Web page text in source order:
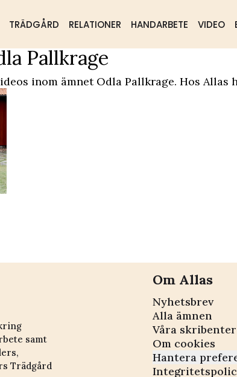
TRÄDGÅRD RELATIONER HANDARBETE VIDEO
Hälsa & välmående
Pallkrage
inom ämnet Odla Pallkrage. Hos Allas
samt
Trädgård
Om Allas
Nyhetsbrev
Alla ämnen
Våra skribenter
Om cookies
Hantera